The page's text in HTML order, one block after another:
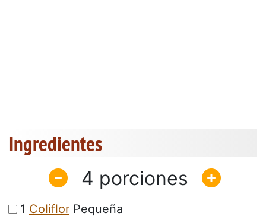
Ingredientes
4
1 Coliflor Pequeña